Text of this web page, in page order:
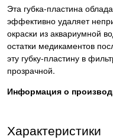
Эта губка-пластина
эффективно удаляет
окраски из аквариумной
остатки медикаментов
эту губку-пластину в
прозрачной.
Информация о
Характеристики